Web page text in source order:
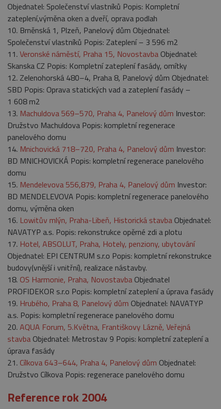
Objednatel: Společenství vlastníků Popis: Kompletní
zateplení,výměna oken a dveří, oprava podlah
10. Brněnská 1, Plzeň, Panelový dům Objednatel:
Společenství vlastníků Popis: Zateplení – 3 596 m2
11. Veronské náměstí, Praha 15, Novostavba Objednatel:
Skanska CZ Popis: Kompletní zateplení fasády, omítky
12. Zelenohorská 480–4, Praha 8, Panelový dům Objednatel:
SBD Popis: Oprava statických vad a zateplení fasády –
1 608 m2
13. Machuldova 569–570, Praha 4, Panelový dům Investor:
Družstvo Machuldova Popis: kompletní regenerace
panelového domu
14. Mnichovická 718–720, Praha 4, Panelový dům Investor:
BD MNICHOVICKÁ Popis: kompletní regenerace panelového
domu
15. Mendelevova 556,879, Praha 4, Panelový dům Investor:
BD MENDELEVOVA Popis: kompletní regenerace panelového
domu, výměna oken
16. Lowitův mlýn, Praha-Libeň, Historická stavba Objednatel:
NAVATYP a.s. Popis: rekonstrukce opěrné zdi a plotu
17. Hotel, ABSOLUT, Praha, Hotely, penziony, ubytování
Objednatel: EPI CENTRUM s.r.o Popis: kompletní rekonstrukce
budovy(vnější i vnitřní), realizace nástavby.
18. OS Harmonie, Praha, Novostavba Objednatel
PROFIDEKOR s.r.o Popis: kompletní zateplení a úprava fasády
19. Hrubého, Praha 8, Panelový dům Objednatel: NAVATYP
a.s. Popis: kompletní regenerace panelového domu
20. AQUA Forum, 5.Května, Františkovy Lázně, Veřejná
stavba Objednatel: Metrostav 9 Popis: kompletní zateplení a
úprava fasády
21. Cílkova 643–644, Praha 4, Panelový dům Objednatel:
Družstvo Cílkova Popis: regenerace panelového domu
Reference rok 2004